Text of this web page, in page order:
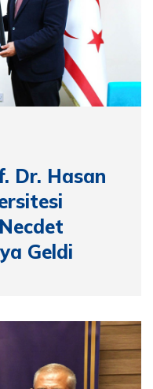
Dr. Hasan
Geldi